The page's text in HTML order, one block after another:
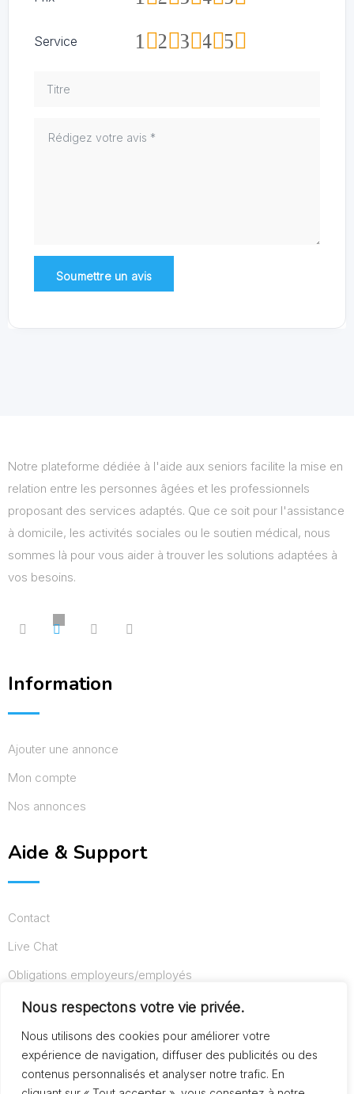
Nous respectons votre vie privée.
Nous utilisons des cookies pour améliorer votre
expérience de navigation, diffuser des publicités ou des
contenus personnalisés et analyser notre trafic. En
Service 5
4
3
2
1
Notre plateforme dédiée à l'aide aux seniors facilite la mise en
relation entre les personnes âgées et les professionnels
proposant des services adaptés. Que ce soit pour l'assistance
à domicile, les activités sociales ou le soutien médical, nous
sommes là pour vous aider à trouver les solutions adaptées à
vos besoins.
Information
Ajouter une annonce
Mon compte
Nos annonces
Aide & Support
Contact
Live Chat
Obligations employeurs/employés
Conditions d’utilisation
Mentions légales